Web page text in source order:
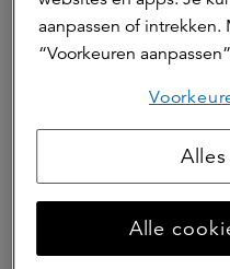
Meer dan
aanpassen of
“Voorkeuren
Alle